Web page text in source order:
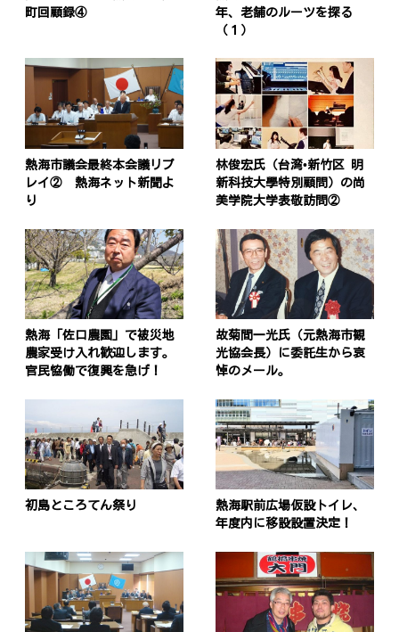
町回顧録④
年、老舗のルーツを探る
（１）
熱海市議会最終本会議リプ
レイ② 熱海ネット新聞よ
り
林俊宏氏（台湾•新竹区 明
新科技大學特別顧問）の尚
美学院大学表敬訪問②
熱海「佐口農園」で被災地
農家受け入れ歓迎します。
官民恊働で復興を急げ！
故菊間一光氏（元熱海市観
光協会長）に委託生から哀
悼のメール。
初島ところてん祭り
熱海駅前広場仮設トイレ、
年度内に移設設置決定！